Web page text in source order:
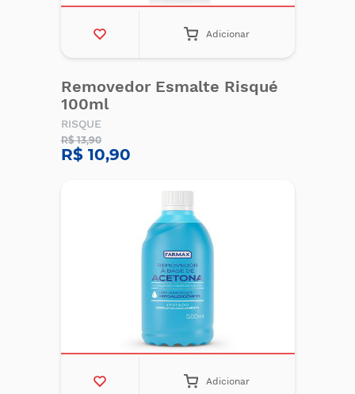
Adicionar
Removedor Esmalte Risqué
100ml
RISQUE
R$ 13,90
R$ 10,90
Adicionar